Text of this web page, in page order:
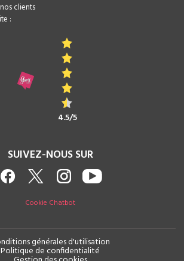
clients
:
4.5/5
SUIVEZ-NOUS SUR
Cookie Chatbot
générales d'utilisation
Politique de confidentialité